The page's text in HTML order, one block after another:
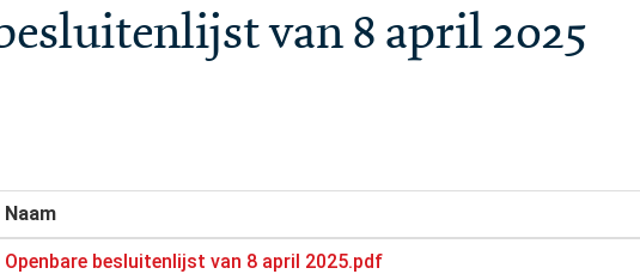
van 8 april 2025
Naam
Openbare besluitenlijst van 8 april 2025.pdf